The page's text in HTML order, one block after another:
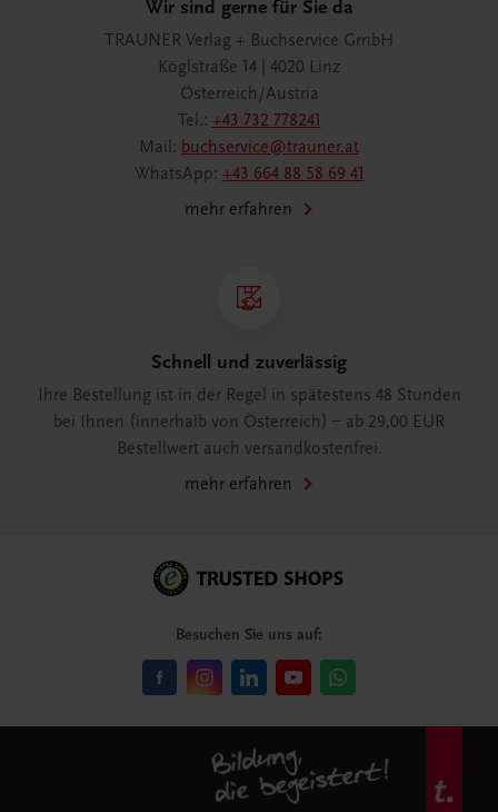
Wir sind gerne für Sie da
TRAUNER Verlag + Buchservice GmbH
Köglstraße 14 | 4020 Linz
Österreich/Austria
Tel.: +43 732 778241
Mail: buchservice@trauner.at
WhatsApp: +43 664 88 58 69 41
mehr erfahren
Schnell und zuverlässig
Ihre Bestellung ist in der Regel in spätestens 48 Stunden
bei Ihnen (innerhalb von Österreich) – ab 29,00 EUR
Bestellwert auch versandkostenfrei.
mehr erfahren
Besuchen Sie uns auf: